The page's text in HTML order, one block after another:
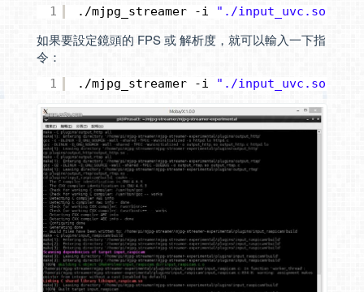
1 . /mjpg_streamer -i "./input_uvc.so"
如果要設定鏡頭的 FPS 或 解析度，就可以輸入一下指
令：
1 . /mjpg_streamer -i "./input_uvc.so  -f